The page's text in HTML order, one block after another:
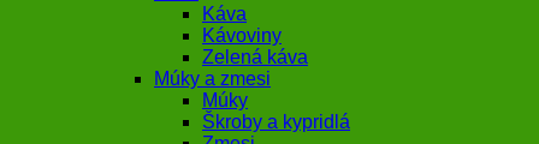
Káva
Kávoviny
Zelená káva
Múky a zmesi
Múky
Škroby a kypridlá